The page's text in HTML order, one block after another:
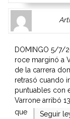
Gravatar
is
here.
Clickable
link
Author
page.
DOMINGO 5/7/
roce marginó a
de la carrera
retrasó cuando
puntuables con
Varrone arribó
que
Seguir